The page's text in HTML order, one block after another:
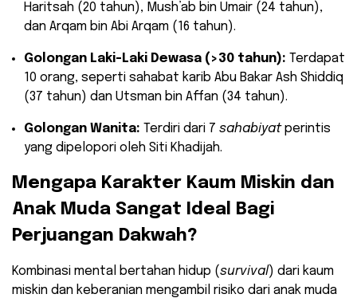
Haritsah (20 tahun), Mush’ab bin Umair (24 tahun),
dan Arqam bin Abi Arqam (16 tahun).
Golongan Laki-Laki Dewasa (>30 tahun): Terdapat
10 orang, seperti sahabat karib Abu Bakar Ash Shiddiq
(37 tahun) dan Utsman bin Affan (34 tahun).
Golongan Wanita: Terdiri dari 7 sahabiyatperintis
yang dipelopori oleh Siti Khadijah.
​Mengapa Karakter Kaum Miskin dan
Anak Muda Sangat Ideal Bagi
Perjuangan Dakwah?
​Kombinasi mental bertahan hidup (survival) dari kaum
miskin dan keberanian mengambil risiko dari anak muda